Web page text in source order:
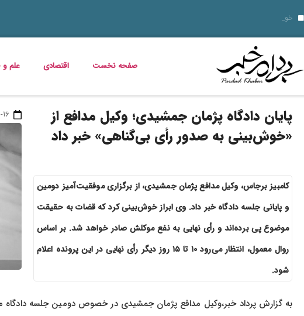
خواص گیاه خرفه؛ فواید خرفه برای س
قیمت مرغ، ماهی و تخم مرغ امروز پنجشنبه 15 مرداد 1405 + جدول قیمت
استعلام کالابرگ الکترونیکی و وضعیت دهک‌بندی یارانه 1405؛ راهنمای کامل، رسمی و به‌روز
قیمت دلار، طلا، سکه و ارز امروز 15 مرداد 1405 + جدول کامل
10 نمونه از نقاط قوت و ضعف برای مصاحبه‌ های شغلی ۱۴۰۵
داستان فیلم زنده شور و عکس بازیگرانش
خبر خوش برای مددجویان و یارانه‌بگیران؛ برنامه پرداخت مرداد 1405 اعلام شد
دلیل افزایش ناگهانی قبض برق چیست؟ قبض برق چه کسانی گران می‌شود؟
قیمت خودرو امروز 14 مرداد 1405 اعلام شد
صفحه نخست اقتصادی علم و
پایان دادگاه پژمان جمشیدی؛ وکیل مدافع از
«خوش‌بینی به صدور رأی بی‌گناهی» خبر داد
کامبیز برجاس، وکیل مدافع پژمان جمشیدی، از برگزاری موفقیت‌آمیز دومین
و پایانی جلسه دادگاه خبر داد. وی ابراز خوش‌بینی کرد که قضات به حقیقت
موضوع پی برده‌اند و رأی نهایی به نفع موکلش صادر خواهد شد. بر اساس
روال معمول، انتظار می‌رود ۱۰ تا ۱۵ روز دیگر رأی نهایی در این پرونده اعلام
شود.
به گزارش پرداد خبر،وکیل مدافع پژمان جمشیدی در خصوص دومین جلسه دادگاه